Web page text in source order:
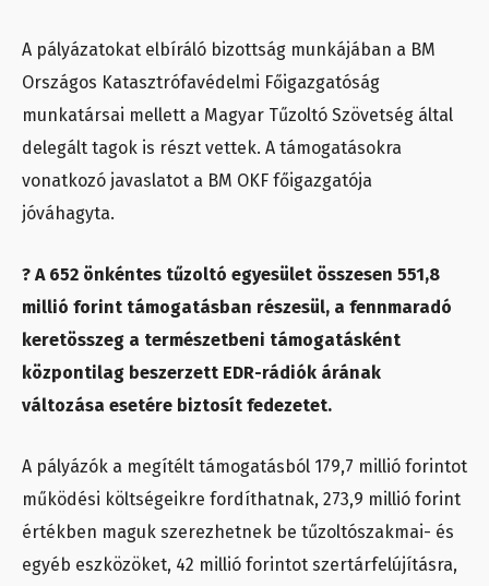
A pályázatokat elbíráló bizottság munkájában a BM
Országos Katasztrófavédelmi Főigazgatóság
munkatársai mellett a Magyar Tűzoltó Szövetség által
delegált tagok is részt vettek. A támogatásokra
vonatkozó javaslatot a BM OKF főigazgatója
jóváhagyta.
? A 652 önkéntes tűzoltó egyesület összesen 551,8
millió forint támogatásban részesül, a fennmaradó
keretösszeg a természetbeni támogatásként
központilag beszerzett EDR-rádiók árának
változása esetére biztosít fedezetet.
A pályázók a megítélt támogatásból 179,7 millió forintot
működési költségeikre fordíthatnak, 273,9 millió forint
értékben maguk szerezhetnek be tűzoltószakmai- és
egyéb eszközöket, 42 millió forintot szertárfelújításra,